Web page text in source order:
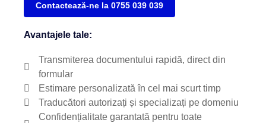
Contactează-ne la 0755 039 039
Avantajele tale:
Transmiterea documentului rapidă, direct din
formular
Estimare personalizată în cel mai scurt timp
Traducători autorizați și specializați pe domeniu
Confidențialitate garantată pentru toate